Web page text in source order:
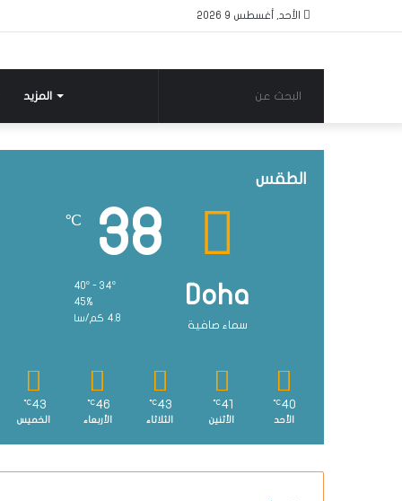
الأحد, أغسطس 9 2026
المزيد البحث
عن
الطقس
Doha
سماء صافية
38
℃
40º - 34º
45%
4.8 كم/سا
40
℃
الأحد
41
℃
الأثنين
43
℃
الثلاثاء
46
℃
الأربعاء
43
℃
الخميس